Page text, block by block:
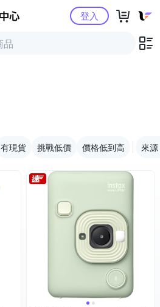
Yahoo購物中心登入
有現貨 挑戰低價 價格低到高 來源